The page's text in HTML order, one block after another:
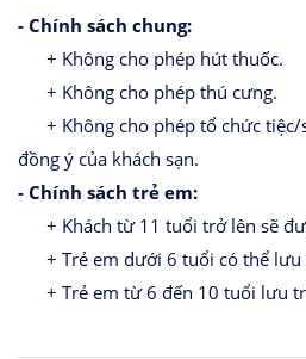
- Chính sách chung:
+ Không cho phép hút thuốc.
+ Không cho phép thú cưng.
+ Không cho phép tổ chức tiệc/
đồng ý của khách sạn.
- Chính sách trẻ em:
+ Khách từ 11 tuổi trở lên sẽ
+ Trẻ em dưới 6 tuổi có thể lưu
+ Trẻ em từ 6 đến 10 tuổi lưu